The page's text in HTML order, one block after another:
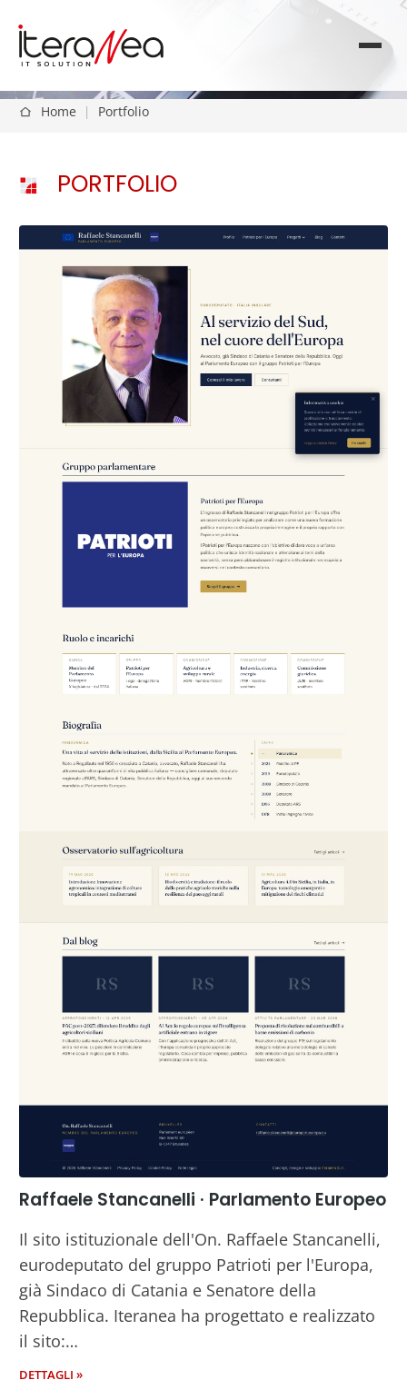
Home | Portfolio
PORTFOLIO
Raffaele Stancanelli · Parlamento Europeo
Il sito istituzionale dell'On. Raffaele Stancanelli,
eurodeputato del gruppo Patrioti per l'Europa,
già Sindaco di Catania e Senatore della
Repubblica. Iteranea ha progettato e realizzato
il sito:…
DETTAGLI »